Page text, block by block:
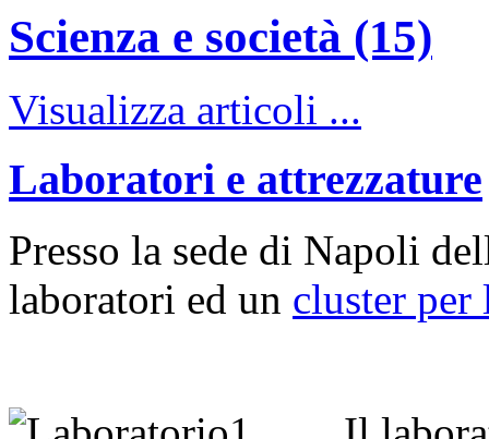
Scienza e società (15)
Visualizza articoli ...
Laboratori e attrezzature
Presso la sede di Napoli
laboratori ed un cluster per